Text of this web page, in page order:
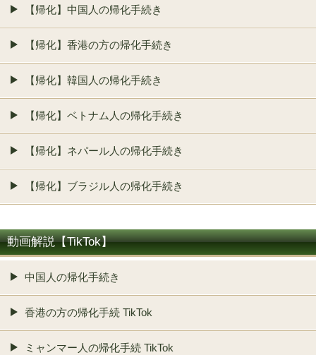
【帰化】中国人の帰化手続き
【帰化】香港の方の帰化手続き
【帰化】韓国人の帰化手続き
【帰化】ベトナム人の帰化手続き
【帰化】ネパール人の帰化手続き
【帰化】ブラジル人の帰化手続き
動画解説【TikTok】
中国人の帰化手続き
香港の方の帰化手続 TikTok
ミャンマー人の帰化手続 TikTok